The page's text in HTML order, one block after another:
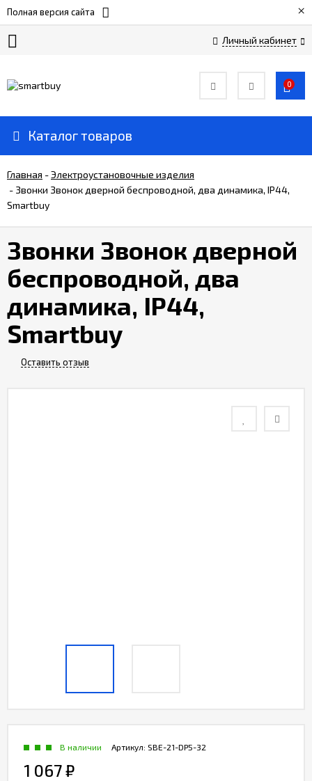
Полная версия сайта ×
Личный кабинет
Прайс-
Доставка
и
оплата
Контакты
0
Каталог товаров
Главная -Электроустановочные изделия
- Звонки Звонок дверной беспроводной, два динамика, IP44,
Smartbuy
Звонки Звонок дверной
беспроводной, два
динамика, IP44,
Smartbuy
Оставить отзыв
Артикул: SBE-21-DP5-32
В наличии
1 067₽